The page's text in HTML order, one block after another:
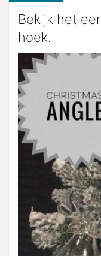
Bekijk het
hoek.